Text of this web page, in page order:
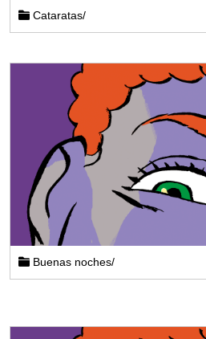
Cataratas/
Buenas noches/